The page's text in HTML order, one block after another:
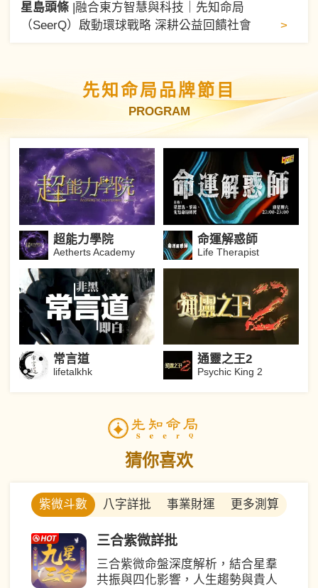
星島頭條| 融合東方智慧與科技｜先知命局
（SeerQ）啟動環球戰略 深耕公益回饋社會
>
先知命局品牌節目
PROGRAM
超能力學院
Aetherts Academy
命運解惑師
Life Therapist
常言道
lifetalkhk
通靈之王2
Psychic King 2
猜你喜欢
紫微斗數 八字詳批 事業財運 更多測算
三合紫微詳批
三合紫微命盤深度解析，結合星羣
共振與四化影響，人生趨勢與貴人